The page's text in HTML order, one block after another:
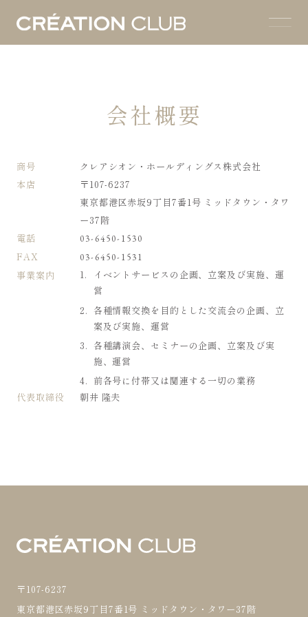
会社概要
商号
クレアシオン・ホールディングス株式会社
本店
〒107-6237
東京都港区赤坂9丁目7番1号 ミッドタウン・タワ
ー37階
電話
03-6450-1530
FAX 03-6450-1531
事業案内
イベントサービスの企画、立案及び実施、運
営
各種情報交換を目的とした交流会の企画、立
案及び実施、運営
各種講演会、セミナーの企画、立案及び実
施、運営
前各号に付帯又は関連する一切の業務
代表取締役
朝井 隆夫
〒107-6237
東京都港区赤坂9丁目7番1号 ミッドタウン・タワー37階